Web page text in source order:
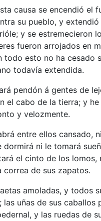
causa se encendió el
su pueblo, y
y se estremecieron
fueron arrojados en
todo esto no ha cesado
todavía extendida.
pendón á gentes de
el cabo de la tierra; y
y velozmente.
entre ellos cansado,
dormirá ni le tomará
el cinto de los lomos,
correa de sus zapatos.
amoladas, y todos
las uñas de sus caballos
y las ruedas de